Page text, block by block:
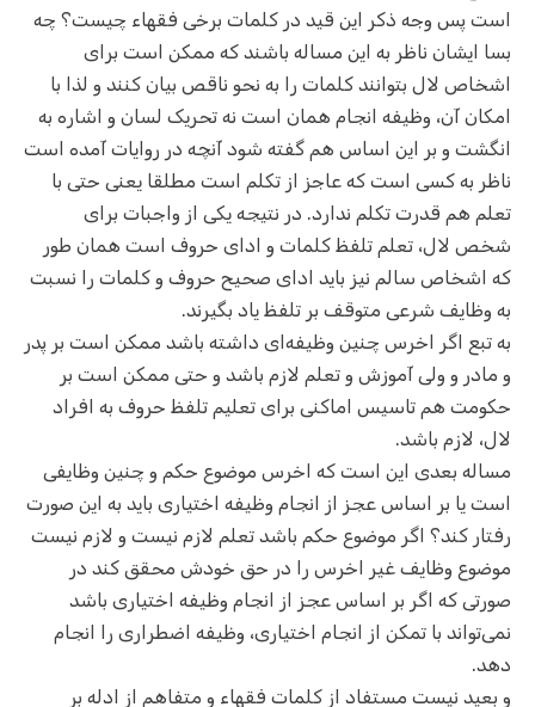
است پس وجه ذکر این قید در کلمات برخی فقهاء چیست؟ چه
بسا ایشان ناظر به این مساله باشند که ممکن است برای
اشخاص لال بتوانند کلمات را به نحو ناقص بیان کنند و لذا با
امکان آن، وظیفه انجام همان است نه تحریک لسان و اشاره به
انگشت و بر این اساس هم گفته شود آنچه در روایات آمده است
ناظر به کسی است که عاجز از تکلم است مطلقا یعنی حتی با
تعلم هم قدرت تکلم ندارد. در نتیجه یکی از واجبات برای
شخص لال، تعلم تلفظ کلمات و ادای حروف است همان طور
که اشخاص سالم نیز باید ادای صحیح حروف و کلمات را نسبت
به وظایف شرعی متوقف بر تلفظ یاد بگیرند.
به تبع اگر اخرس چنین وظیفه‌ای داشته باشد ممکن است بر پدر
و مادر و ولی آموزش و تعلم لازم باشد و حتی ممکن است بر
حکومت هم تاسیس اماکنی برای تعلیم تلفظ حروف به افراد
لال، لازم باشد.
مساله بعدی این است که اخرس موضوع حکم و چنین وظایفی
است یا بر اساس عجز از انجام وظیفه اختیاری باید به این صورت
رفتار کند؟ اگر موضوع حکم باشد تعلم لازم نیست و لازم نیست
موضوع وظایف غیر اخرس را در حق خودش محقق کند در
صورتی که اگر بر اساس عجز از انجام وظیفه اختیاری باشد
نمی‌تواند با تمکن از انجام اختیاری، وظیفه اضطراری را انجام
دهد.
و بعید نیست مستفاد از کلمات فقهاء و متفاهم از ادله بر